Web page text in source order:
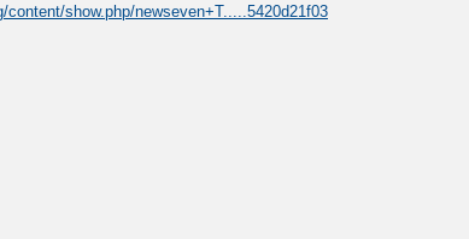
content/show.php/newseven+T.....5420d21f03